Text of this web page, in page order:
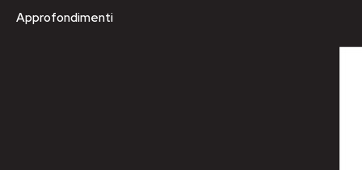
Approfondimenti